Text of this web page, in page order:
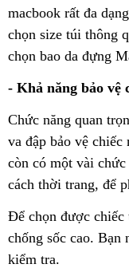
macbook rất đa
chọn size túi thông
chọn bao da đựng
- Khả năng bảo vệ
Chức năng quan
va đập bảo vệ
còn có một vài
cách thời trang, để
Để chọn được chiếc
chống sốc cao. Bạn
kiểm tra.